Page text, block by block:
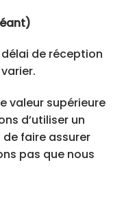
délai de réception
valeur supérieure
d’utiliser un
de faire assurer
pas que nous